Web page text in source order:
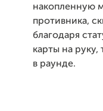
накопленную
противника,
благодаря
карты на
в раунде.